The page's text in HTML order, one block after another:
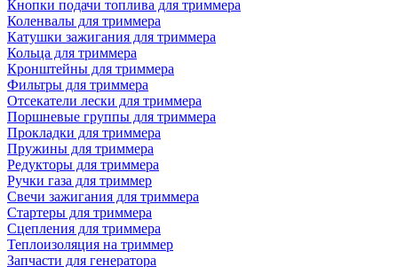
Кнопки подачи топлива для триммера
Коленвалы для триммера
Катушки зажигания для триммера
Кольца для триммера
Кронштейны для триммера
Фильтры для триммера
Отсекатели лески для триммера
Поршневые группы для триммера
Прокладки для триммера
Пружины для триммера
Редукторы для триммера
Ручки газа для триммер
Свечи зажигания для триммера
Стартеры для триммера
Сцепления для триммера
Теплоизоляция на триммер
Запчасти для генератора